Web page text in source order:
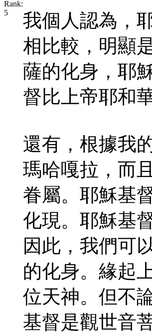
我個人認為，
相比較，明顯
薩的化身，耶
督比上帝耶和
還有，根據我
瑪哈嘎拉，而
眷屬。耶穌基
化現。耶穌基
因此，我們可
的化身。緣起
位天神。但不
基督是觀世音